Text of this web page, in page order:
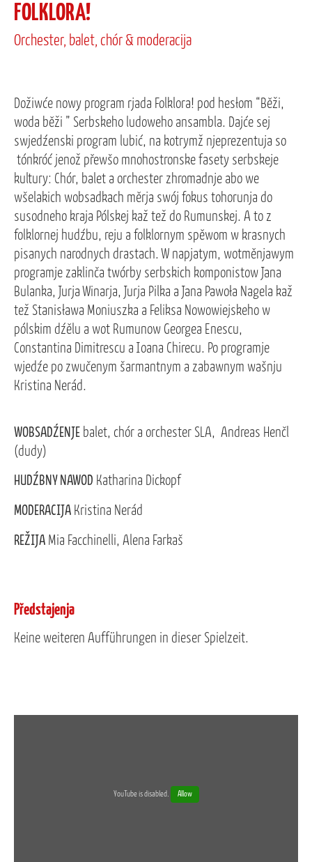
FOLKLORA!
Orchester, balet, chór & moderacija
Dožiwće nowy program rjada Folklora! pod hesłom “Běži,
woda běži ” Serbskeho ludoweho ansambla. Dajće sej
swjedźenski program lubić, na kotrymž njeprezentuja so
tónkróć jenož přewšo mnohostronske fasety serbskeje
kultury: Chór, balet a orchester zhromadnje abo we
wšelakich wobsadkach měrja swój fokus tohorunja do
susodneho kraja Pólskej kaž tež do Rumunskej. A to z
folklornej hudźbu, reju a folklornym spěwom w krasnych
pisanych narodnych drastach. W napjatym, wotměnjawym
programje zaklinča twórby serbskich komponistow Jana
Bulanka, Jurja Winarja, Jurja Pilka a Jana Pawoła Nagela kaž
tež Stanisława Moniuszka a Feliksa Nowowiejskeho w
pólskim dźělu a wot Rumunow Georgea Enescu,
Constantina Dimitrescu a Ioana Chirecu. Po programje
wjedźe po zwučenym šarmantnym a zabawnym wašnju
Kristina Nerád.
WOBSADŹENJE balet, chór a orchester SLA, Andreas Henčl
(dudy)
HUDŹBNY NAWOD Katharina Dickopf
MODERACIJA Kristina Nerád
REŽIJA Mia Facchinelli, Alena Farkaš
Předstajenja
Keine weiteren Aufführungen in dieser Spielzeit.
YouTube is disabled. Allow